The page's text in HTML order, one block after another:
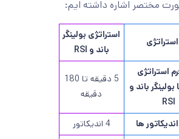
مختصر اشاره داشته ایم:
استراتژی
استراتژی بولینگر
باند و RSI
استراتژی
بولینگر باند و
RSI
5 دقیقه تا 180
دقیقه
ها 4 اندیکاتور